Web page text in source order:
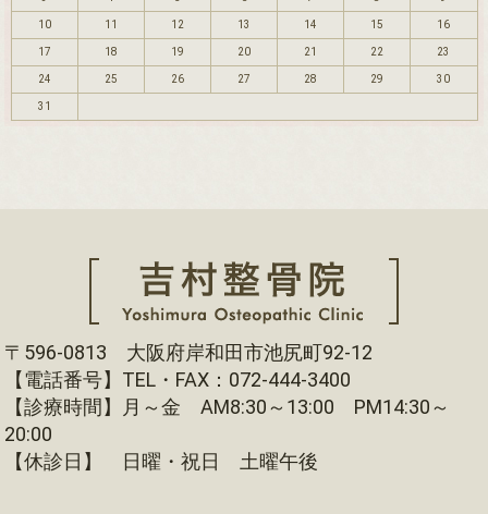
10 11 12 13 14 15 16
17 18 19 20 21 22 23
24 25 26 27 28 29 30
31
〒596-0813 大阪府岸和田市池尻町92-12
【電話番号】TEL・FAX：072-444-3400
【診療時間】月～金 AM8:30～13:00 PM14:30～
20:00
【休診日】 日曜・祝日 土曜午後